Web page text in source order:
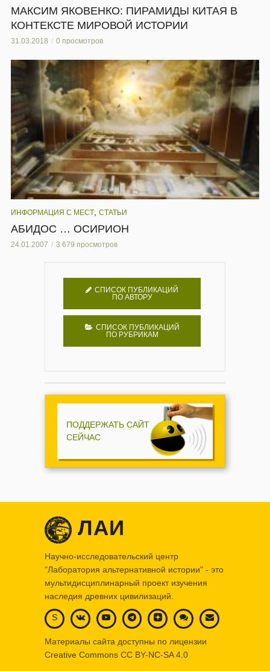
МАКСИМ ЯКОВЕНКО: ПИРАМИДЫ КИТАЯ В
КОНТЕКСТЕ МИРОВОЙ ИСТОРИИ
31.03.2018 0 просмотров
ИНФОРМАЦИЯ С МЕСТ СТАТЬИ
АБИДОС … ОСИРИОН
24.01.2007 3 679 просмотров
СПИСОК ПУБЛИКАЦИЙ
ПО АВТОРУ
СПИСОК ПУБЛИКАЦИЙ
ПО РУБРИКАМ
ПОДДЕРЖАТЬ САЙТ
СЕЙЧАС
ЛАИ
Научно-исследовательский центр
"Лаборатория альтернативной истории" - это
мультидисциплинарный проект изучения
наследия древних цивилизаций.
S
Материалы сайта доступны по лицензии
Creative Commons CC BY-NC-SA 4.0